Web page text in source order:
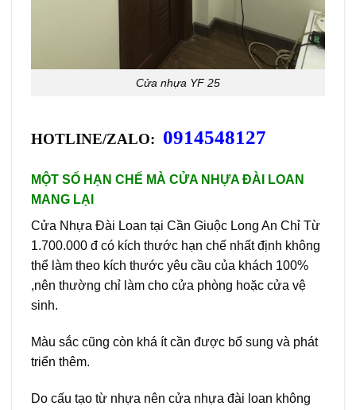
Cửa nhựa YF 25
HOTLINE/ZALO: 0914548127
MỘT SỐ HẠN CHẾ MÀ CỬA NHỰA ĐÀI LOAN
MANG LẠI
Cửa Nhựa Đài Loan tại Cần Giuộc Long An Chỉ Từ
1.700.000 đ có kích thước hạn chế nhất định không
thể làm theo kích thước yêu cầu của khách 100%
,nên thường chỉ làm cho cửa phòng hoặc cửa vệ
sinh.
Màu sắc cũng còn khá ít cần được bổ sung và phát
triển thêm.
Do cấu tạo từ nhựa nên cửa nhựa đài loan không